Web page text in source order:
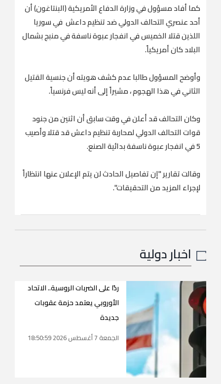
كما أفاد مسؤول في وزارة الدفاع الأمريكية (البنتاغون) أن
أحد عنصري التحالف الدولي ضد تنظيم داعش في سوريا
اللذين قتلا الخميس في انفجار عبوة ناسفة في منبج بشمال
البلاد كان أمريكياً.
وأوضح المسؤول طالبا عدم كشف هويته أن جنسية القتيل
الثاني في هذا الهجوم ، مشيراً إلى أنه ليس فرنسياً.
وكان التحالف قد أعلن في وقت سابق أن اثنين من جنود
قوات التحالف الدولي لمحاربة تنظيم داعش قد قتلا وأصيب
5 في انفجار عبوة ناسفة بدائية الصنع.
وقالت تقارير "إن تفاصيل الحادث لن يتم الإعلان عنها انتظاراً
لإجراء المزيد من التحقيقات".
اخبار دولية
ردًا على الضربات الروسية.. الاتحاد
الأوروبي يعتمد حزمة عقوبات
جديدة
الجمعة 7 أغسطس 2026 18:50:59